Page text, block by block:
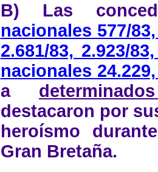
B) Las
nacionales 577/
2.681/83, 2.923/
nacionales
a
destacaron por
heroísmo
Gran Bretaña.